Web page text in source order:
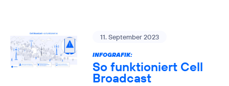
11. September 2023
INFOGRAFIK:
So funktioniert Cell
Broadcast